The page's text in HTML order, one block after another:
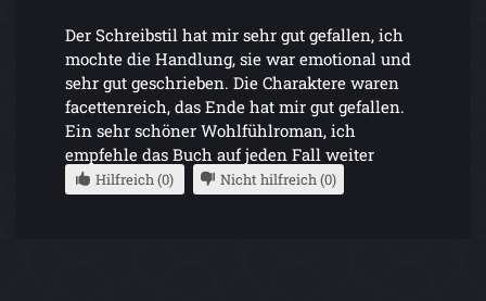
Der Schreibstil hat mir sehr gut gefallen, ich
mochte die Handlung, sie war emotional und
sehr gut geschrieben. Die Charaktere waren
facettenreich, das Ende hat mir gut gefallen.
Ein sehr schöner Wohlfühlroman, ich
empfehle das Buch auf jeden Fall weiter
Hilfreich (0) Nicht hilfreich (0)